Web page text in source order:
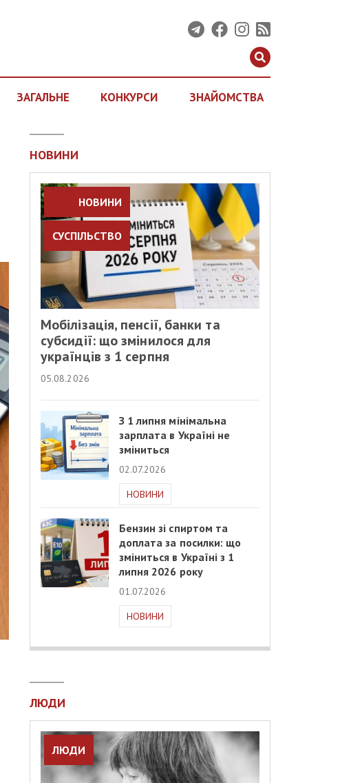
ЗАГАЛЬНЕ КОНКУРСИ ЗНАЙОМСТВА
НОВИНИ
НОВИНИ
СУСПІЛЬСТВО
Мобілізація, пенсії, банки та
субсидії: що змінилося для
українців з 1 серпня
05.08.2026
З 1 липня мінімальна
зарплата в Україні не
зміниться
02.07.2026
НОВИНИ
Бензин зі спиртом та
доплата за посилки: що
зміниться в Україні з 1
липня 2026 року
01.07.2026
НОВИНИ
ЛЮДИ
ЛЮДИ